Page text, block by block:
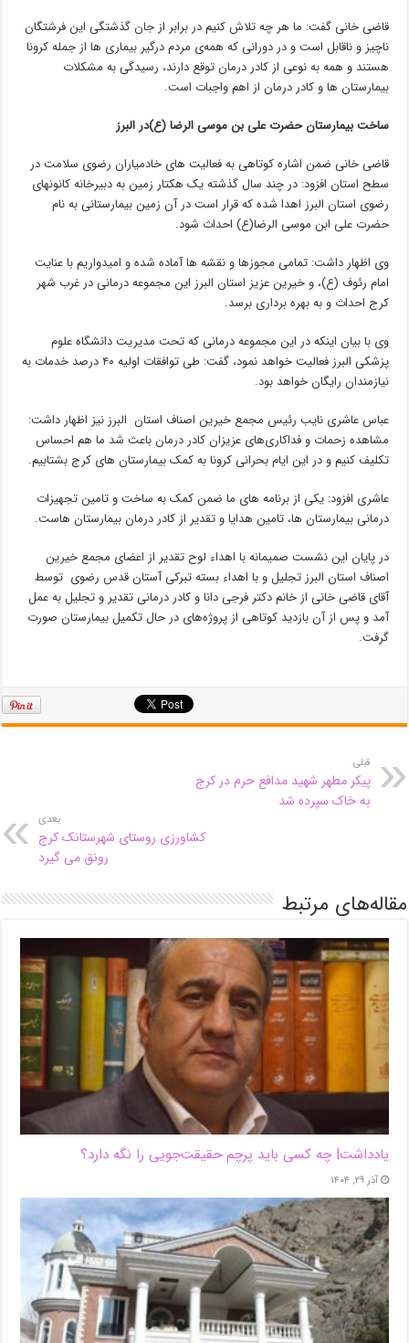
قاضی خانی گفت: ما هر چه تلاش کنیم در برابر از جان گذشتگی این فرشتگان
ناچیز و ناقابل است و در دورانی که همه‌ی مردم درگیر بیماری ها از جمله کرونا
هستند و همه به نوعی از کادر درمان توقع دارند، رسیدگی به مشکلات
بیمارستان ها و کادر درمان از اهم واجبات است.
ساخت بیمارستان حضرت علی بن موسی الرضا (ع)‌در البرز
قاضی خانی ضمن اشاره کوتاهی به فعالیت های خادمیاران رضوی سلامت در
سطح استان افزود: در چند سال گذشته یک هکتار زمین به دبیرخانه کانونهای
رضوی استان البرز اهدا شده که قرار است در آن زمین بیمارستانی به نام
حضرت علی ابن موسی الرضا(ع) احداث شود.
وی اظهار داشت: تمامی مجوزها و نقشه ها آماده شده و امیدواریم با عنایت
امام رئوف (ع)، و خیرین عزیز استان البرز این مجموعه درمانی در غرب شهر
کرج احداث و به بهره برداری برسد.
وی با بیان اینکه در این مجموعه درمانی که تحت مدیریت دانشگاه علوم
پزشکی البرز فعالیت خواهد نمود، گفت: طی توافقات اولیه ۴۰ درصد خدمات به
نیازمندان رایگان خواهد بود.
عباس عاشری نایب رئیس مجمع خیرین اصناف استان البرز نیز اظهار داشت:
مشاهده زحمات و فداکاری‌های عزیزان کادر درمان باعث شد ما هم احساس
تکلیف کنیم و در این ایام بحرانی کرونا به کمک بیمارستان های کرج بشتابیم.
عاشری افزود: یکی از برنامه های ما ضمن کمک به ساخت و تامین تجهیزات
درمانی بیمارستان ها، تامین هدایا و تقدیر از کادر درمان بیمارستان هاست.
در پایان این نشست صمیمانه با اهداء لوح تقدیر از اعضای مجمع خیرین
اصناف استان البرز تجلیل و با اهداء بسته تبرکی آستان قدس رضوی توسط
آقای قاضی خانی از خانم دکتر فرجی دانا و کادر درمانی تقدیر و تجلیل به عمل
آمد و پس از آن بازدید کوتاهی از پروژه‌های در حال تکمیل بیمارستان صورت
گرفت‌.
قبلی
پیکر مطهر شهید مدافع حرم در کرج
به خاک سپرده شد
بعدی
کشاورزی روستای شهرستانک کرج
رونق می گیرد
مقاله‌های مرتبط
یادداشت| ‌چه کسی باید پرچم حقیقت‌جویی را نگه دارد؟
آذر ۲۹, ۱۴۰۴